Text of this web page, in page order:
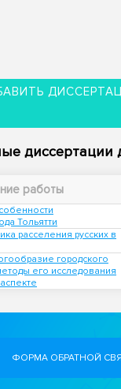
диссертации
работы
Тольятти
расселения русских в
городского
его исследования
ФОРМА ОБРАТНОЙ